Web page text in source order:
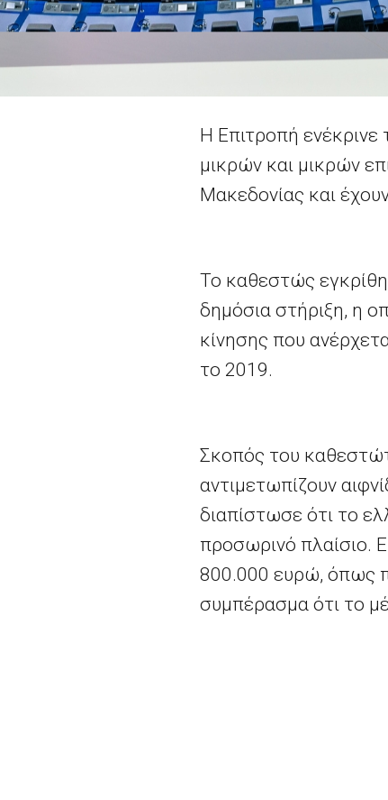
H Επιτροπή
μικρών και μικρών
Μακεδονίας και
Το καθεστώς
δημόσια στήριξη, η
κίνησης που
το 2019.
Σκοπός του
αντιμετωπίζουν
διαπίστωσε ότι το
προσωρινό πλαίσιο.
800.000 ευρώ, όπως
συμπέρασμα ότι το